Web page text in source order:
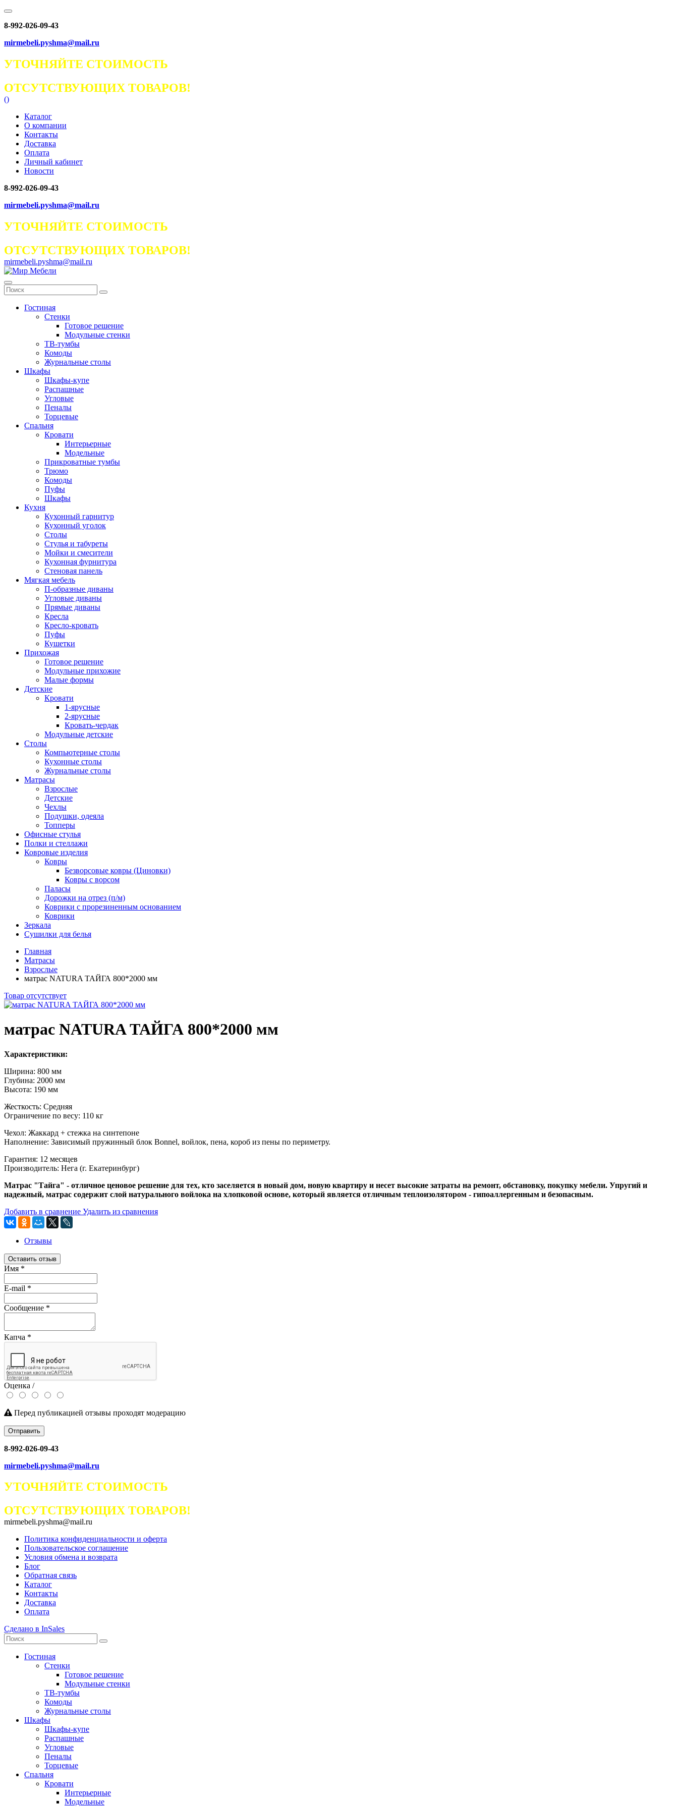
8-992-026-09-43
mirmebeli.pyshma@mail.ru
УТОЧНЯЙТЕ СТОИМОСТЬ
ОТСУТСТВУЮЩИХ ТОВАРОВ!
()
Каталог
О компании
Контакты
Доставка
Оплата
Личный кабинет
Новости
8-992-026-09-43
mirmebeli.pyshma@mail.ru
УТОЧНЯЙТЕ СТОИМОСТЬ
ОТСУТСТВУЮЩИХ ТОВАРОВ!
mirmebeli.pyshma@mail.ru
Гостиная
Стенки
Готовое решение
Модульные стенки
ТВ-тумбы
Комоды
Журнальные столы
Шкафы
Шкафы-купе
Распашные
Угловые
Пеналы
Торцевые
Спальня
Кровати
Интерьерные
Модельные
Прикроватные тумбы
Трюмо
Комоды
Пуфы
Шкафы
Кухня
Кухонный гарнитур
Кухонный уголок
Столы
Стулья и табуреты
Мойки и смесители
Кухонная фурнитура
Стеновая панель
Мягкая мебель
П-образные диваны
Угловые диваны
Прямые диваны
Кресла
Кресло-кровать
Пуфы
Кушетки
Прихожая
Готовое решение
Модульные прихожие
Малые формы
Детские
Кровати
1-ярусные
2-ярусные
Кровать-чердак
Модульные детские
Столы
Компьютерные столы
Кухонные столы
Журнальные столы
Матрасы
Взрослые
Детские
Чехлы
Подушки, одеяла
Топперы
Офисные стулья
Полки и стеллажи
Ковровые изделия
Ковры
Безворсовые ковры (Циновки)
Ковры с ворсом
Паласы
Дорожки на отрез (п/м)
Коврики с прорезиненным основанием
Коврики
Зеркала
Сушилки для белья
Главная
Матрасы
Взрослые
матрас NATURA ТАЙГА 800*2000 мм
Товар отсутствует
матрас NATURA ТАЙГА 800*2000 мм
Характеристики:
Ширина: 800 мм
Глубина: 2000 мм
Высота: 190 мм
Жесткость: Средняя
Ограничение по весу: 110 кг
Чехол: Жаккард + стежка на синтепоне
Наполнение: Зависимый пружинный блок Bonnel, войлок, пена, короб из пены по периметру.
Гарантия: 12 месяцев
Производитель: Нега (г. Екатеринбург)
Матрас "Тайга" - отличное ценовое решение для тех, кто заселяется в новый дом, новую квартиру и несет высокие затраты на ремонт, обстановку, покупку мебели. Упругий и
надежный, матрас содержит слой натурального войлока на хлопковой основе, который является отличным теплоизолятором - гипоаллергенным и безопасным.
Добавить в сравнение Удалить из сравнения
Отзывы
Оставить отзыв
Имя *
E-mail *
Сообщение *
Капча *
Оценка /
Перед публикацией отзывы проходят модерацию
Отправить
8-992-026-09-43
mirmebeli.pyshma@mail.ru
УТОЧНЯЙТЕ СТОИМОСТЬ
ОТСУТСТВУЮЩИХ ТОВАРОВ!
mirmebeli.pyshma@mail.ru
Политика конфиденциальности и оферта
Пользовательское соглашение
Условия обмена и возврата
Блог
Обратная связь
Каталог
Контакты
Доставка
Оплата
Сделано в InSales
Гостиная
Стенки
Готовое решение
Модульные стенки
ТВ-тумбы
Комоды
Журнальные столы
Шкафы
Шкафы-купе
Распашные
Угловые
Пеналы
Торцевые
Спальня
Кровати
Интерьерные
Модельные